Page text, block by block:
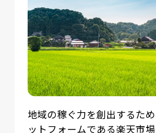
地域の稼ぐ力を創出するた
ットフォームである楽天市